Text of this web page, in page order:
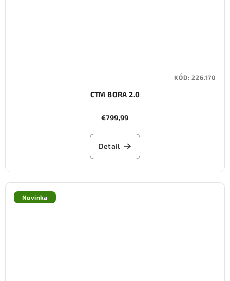
CTM BORA 2.0
€799,99
Detail
KÓD:226.170
Novinka